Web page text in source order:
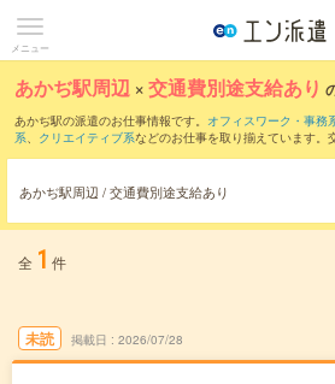
メニュー
あかぢ駅周辺 ×交通費別途支給あり
あかぢ駅の派遣のお仕事情報です。 オフィスワーク・事務
系、 クリエイティブ系などのお仕事を取り揃えています。
あかぢ駅周辺 / 交通費別途支給あり
全 1 件
未読 掲載日 2026/07/28